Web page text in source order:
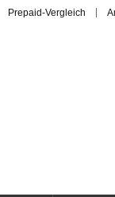
Prepaid-Vergleich